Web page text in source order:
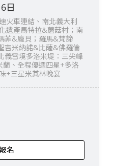
日
火車連結、南北義大利
遺產馬特拉&蘑菇村；南
菲&龐貝；羅馬&梵諦
吉米納諾&比薩&佛羅倫
義雪境多洛米堤：三尖峰
、全程優選四星+多洛
+三星米其林晚宴
名